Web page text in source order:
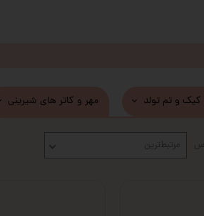
کیک و تم تولد مهر و کاتر های شیرینی
مرتبط‌ترین